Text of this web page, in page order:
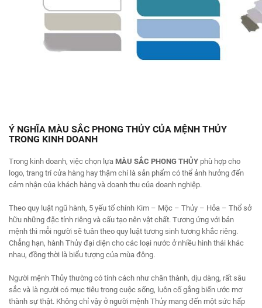
Ý NGHĨA MÀU SẮC PHONG THỦY CỦA MỆNH THỦY
TRONG KINH DOANH
Trong kinh doanh, việc chọn lựa MÀU SẮC PHONG THỦY phù hợp cho
logo, trang trí cửa hàng hay thậm chí là sản phẩm có thể ảnh hưởng đến
cảm nhận của khách hàng và doanh thu của doanh nghiệp.
Theo quy luật ngũ hành, 5 yếu tố chính Kim – Mộc – Thủy – Hỏa – Thổ sở
hữu những đặc tính riêng và cấu tạo nên vật chất. Tương ứng với bản
mệnh thì mỗi người sẽ tuân theo quy luật tương sinh tương khắc riêng.
Chẳng hạn, hành Thủy đại diện cho các loại nước ở nhiều hình thái khác
nhau, đồng thời là biểu tượng của mùa đông.
Người mệnh Thủy thường có tính cách như chân thành, dịu dàng, rất sâu
sắc và là người có mục tiêu trong cuộc sống, luôn cố gắng biến ước mơ
thành sự thật. Không chỉ vậy ở người mệnh Thủy mang đến một sức hấp